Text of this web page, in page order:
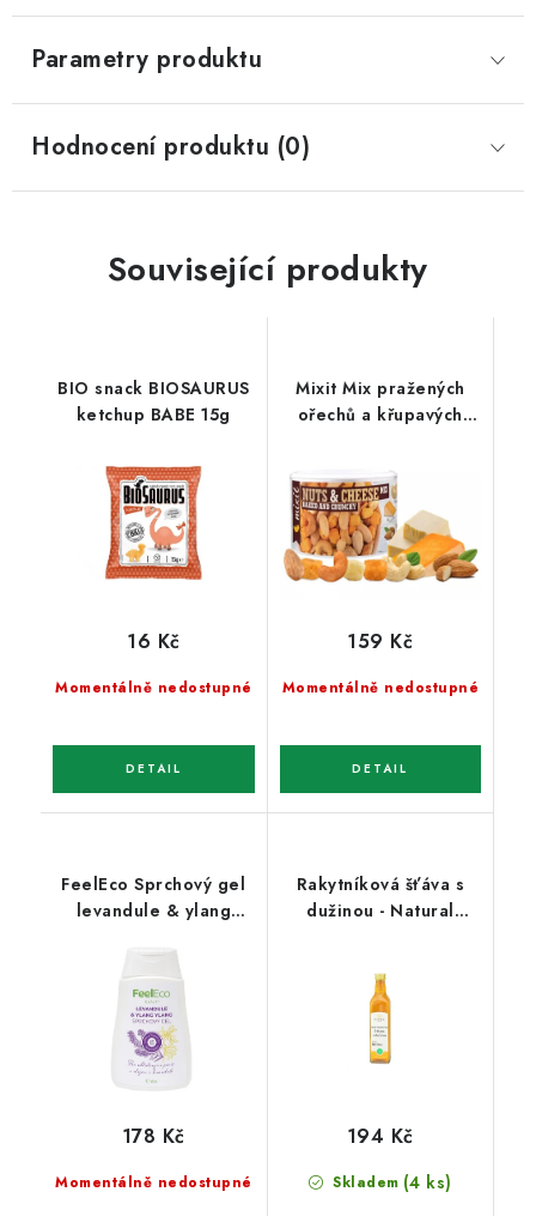
Parametry produktu
Hodnocení produktu (0)
Související produkty
BIO snack BIOSAURUS
ketchup BABE 15g
Momentálně nedostupné
16 Kč
Mixit Mix pražených
ořechů a křupavých
Momentálně nedostupné
159 Kč
FeelEco Sprchový gel
levandule & ylang
Momentálně nedostupné
178 Kč
Rakytníková šťáva s
dužinou - Natural
Skladem (4 ks)
194 Kč